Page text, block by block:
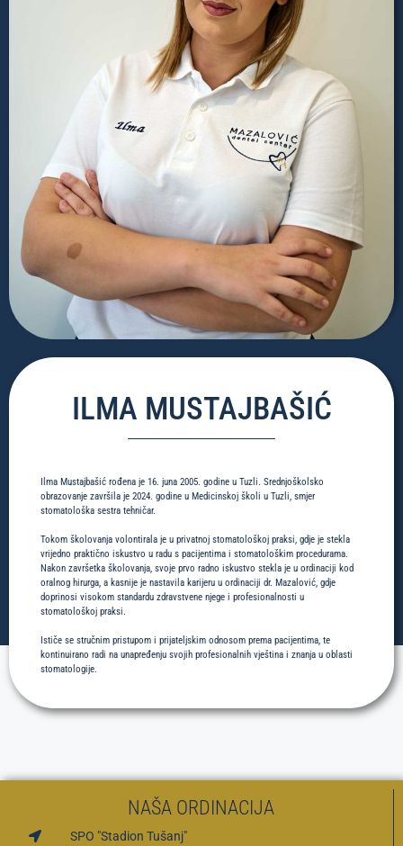
ILMA MUSTAJBAŠIĆ
Ilma Mustajbašić rođena je 16. juna 2005. godine u Tuzli. Srednjoškolsko
obrazovanje završila je 2024. godine u Medicinskoj školi u Tuzli, smjer
stomatološka sestra tehničar.
Tokom školovanja volontirala je u privatnoj stomatološkoj praksi, gdje je stekla
vrijedno praktično iskustvo u radu s pacijentima i stomatološkim procedurama.
Nakon završetka školovanja, svoje prvo radno iskustvo stekla je u ordinaciji kod
oralnog hirurga, a kasnije je nastavila karijeru u ordinaciji dr. Mazalović, gdje
doprinosi visokom standardu zdravstvene njege i profesionalnosti u
stomatološkoj praksi.
Ističe se stručnim pristupom i prijateljskim odnosom prema pacijentima, te
kontinuirano radi na unapređenju svojih profesionalnih vještina i znanja u oblasti
stomatologije.
NAŠA ORDINACIJA
SPO "Stadion Tušanj"